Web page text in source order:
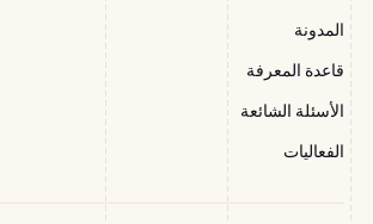
المدونة
قاعدة المعرفة
الأسئلة الشائعة
الفعاليات